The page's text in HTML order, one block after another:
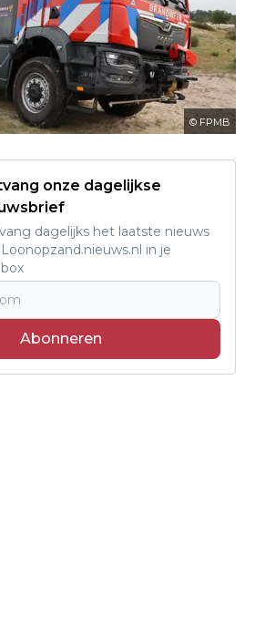
© FPMB
onze dagelijkse
dagelijks het laatste nieuws
in je
Abonneren